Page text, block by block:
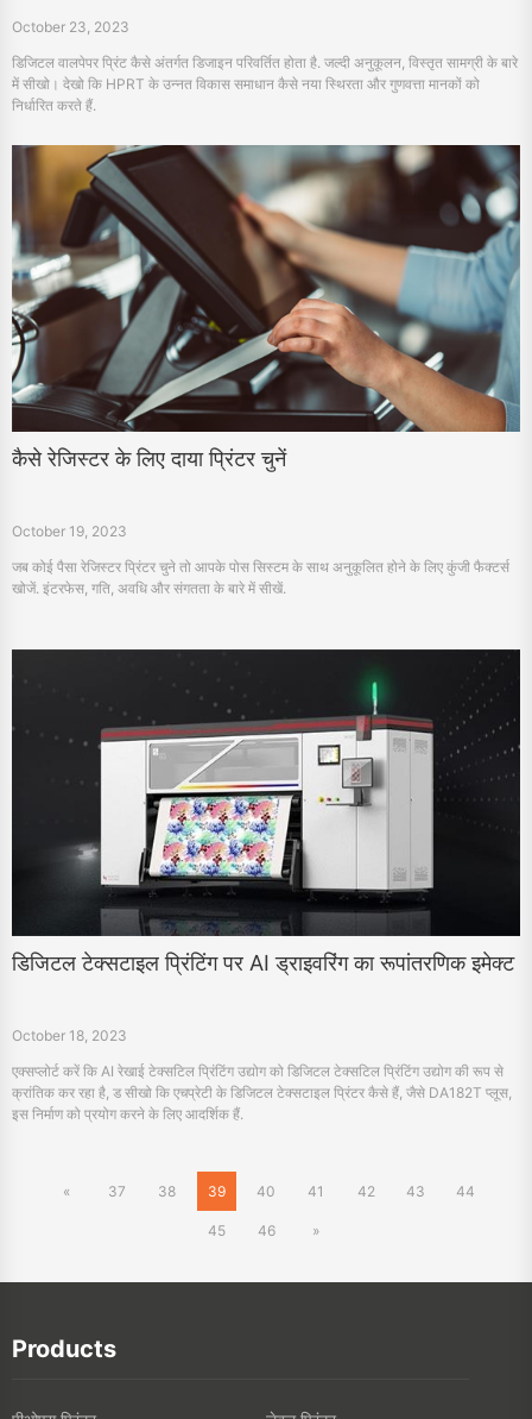
October 23, 2023
डिजिटल वालपेपर प्रिंट कैसे अंतर्गत डिजाइन परिवर्तित होता है. जल्दी अनुकूलन, विस्तृत सामग्री के बारे
में सीखो। देखो कि HPRT के उन्नत विकास समाधान कैसे नया स्थिरता और गुणवत्ता मानकों को
निर्धारित करते हैं.
कैसे रेजिस्टर के लिए दाया प्रिंटर चुनें
October 19, 2023
जब कोई पैसा रेजिस्टर प्रिंटर चुने तो आपके पोस सिस्टम के साथ अनुकूलित होने के लिए कुंजी फैक्टर्स
खोजें. इंटरफेस, गति, अवधि और संगतता के बारे में सीखें.
डिजिटल टेक्सटाइल प्रिंटिंग पर AI ड्राइवरिंग का रूपांतरणिक इमेक्ट
October 18, 2023
एक्सप्लोर्ट करें कि AI रेखाई टेक्सटिल प्रिंटिंग उद्योग को डिजिटल टेक्सटिल प्रिंटिंग उद्योग की रूप से
क्रांतिक कर रहा है, ड सीखो कि एचप्रेटी के डिजिटल टेक्सटाइल प्रिंटर कैसे हैं, जैसे DA182T प्लूस,
इस निर्माण को प्रयोग करने के लिए आदर्शिक हैं.
« 37 38 39 40 41 42 43 44
45 46 »
Products